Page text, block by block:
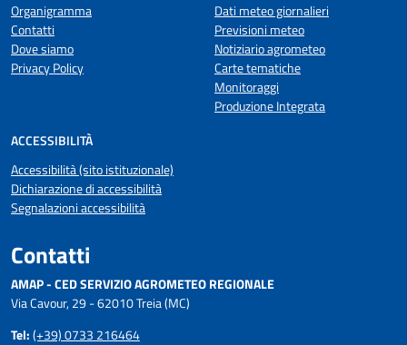
Organigramma
Contatti
Dove siamo
Privacy Policy
Dati meteo giornalieri
Previsioni meteo
Notiziario agrometeo
Carte tematiche
Monitoraggi
Produzione Integrata
ACCESSIBILITÀ
Accessibilità (sito istituzionale)
Dichiarazione di accessibilità
Segnalazioni accessibilità
Contatti
AMAP - CED SERVIZIO AGROMETEO REGIONALE
Via Cavour, 29 - 62010 Treia (MC)
Tel:(+39) 0733 216464